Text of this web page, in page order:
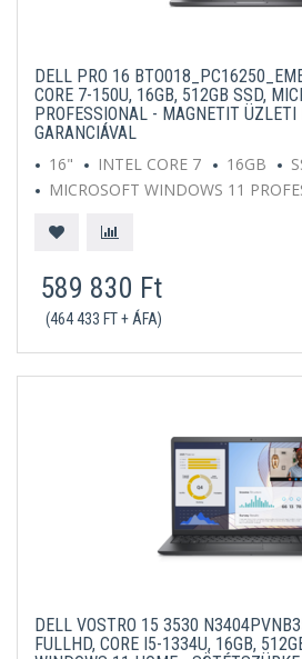
DELL PRO 16
CORE 7-150U, 16GB, 512GB SSD,
PROFESSIONAL - MAGNETIT
GARANCIÁVAL
16"
INTEL CORE 7 16GB
MICROSOFT WINDOWS 11
589 830 Ft
(464 433 FT + ÁFA)
DELL VOSTRO 15 3530
FULLHD, CORE I5-1334U, 16GB,